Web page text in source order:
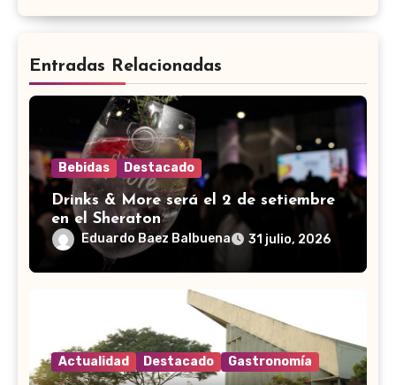
Entradas Relacionadas
Bebidas Destacado
Drinks & More será el 2 de setiembre
en el Sheraton
Eduardo Baez Balbuena 31 julio, 2026
Actualidad Destacado Gastronomía